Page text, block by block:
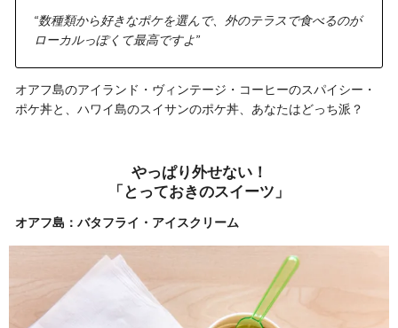
“数種類から好きなポケを選んで、外のテラスで食べるのが
ローカルっぽくて最高ですよ”
オアフ島のアイランド・ヴィンテージ・コーヒーのスパイシー・
ポケ丼と、ハワイ島のスイサンのポケ丼、あなたはどっち派？
やっぱり外せない！
「とっておきのスイーツ」
オアフ島：バタフライ・アイスクリーム